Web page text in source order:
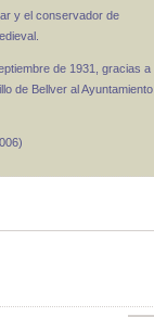
y el conservador de
de 1931, gracias a
de Bellver al Ayuntamiento